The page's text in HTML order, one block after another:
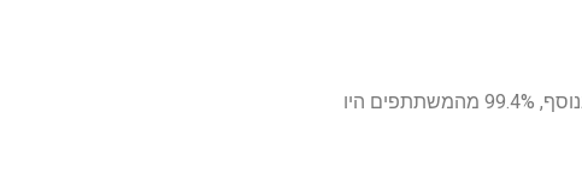
ראוי לציין כי תוצאות הדמיה מוחית נמדדו רק במעקב, כך שלא ניתן לבסס את הסיבתיות היטב. בנוסף, 99.4% מהמשתתפים היו